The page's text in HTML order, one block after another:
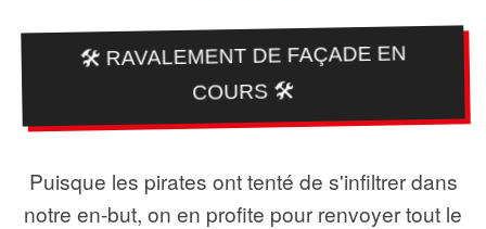
🛠️ RAVALEMENT DE FAÇADE EN
COURS 🛠️
Puisque les pirates ont tenté de s'infiltrer dans
notre en-but, on en profite pour renvoyer tout le